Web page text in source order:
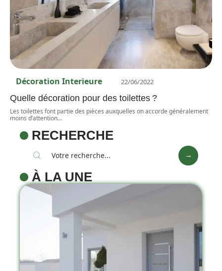
Décoration Interieure 22/06/2022
Quelle décoration pour des toilettes ?
Les toilettes font partie des pièces auxquelles on accorde généralement
moins d’attention…
RECHERCHE
À LA UNE